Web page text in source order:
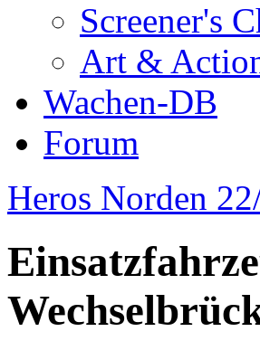
Screener's
Art &
Wachen-DB
Forum
Heros Norden